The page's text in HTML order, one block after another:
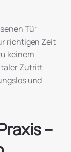
Tür
richtigen Zeit
keinem
Zutritt
und
–